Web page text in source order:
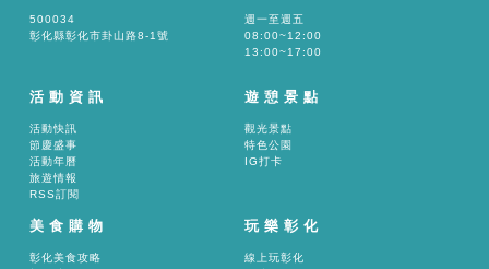
500034
彰化縣彰化市卦山路8-1號
週一至週五
08:00~12:00
13:00~17:00
活動資訊
活動快訊
節慶盛事
活動年曆
旅遊情報
RSS訂閱
遊憩景點
觀光景點
特色公園
IG打卡
美食購物
彰化美食攻略
玩樂彰化
線上玩彰化